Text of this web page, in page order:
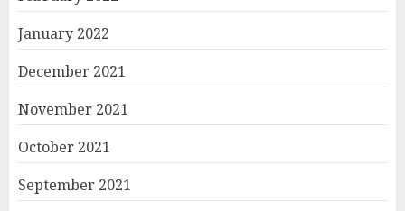
January 2022
December 2021
November 2021
October 2021
September 2021